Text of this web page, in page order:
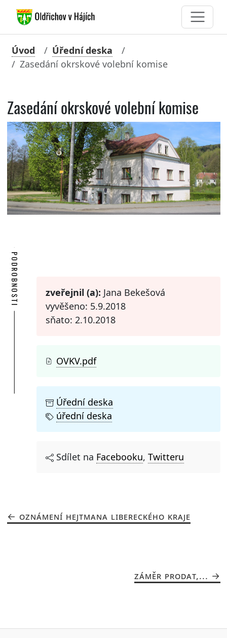
Úvod
Úřední deska
Zasedání okrskové volební komise
Zasedání okrskové volební komise
PODROBNOSTI zveřejnil (a): Jana Bekešová
vyvěšeno: 5.9.2018
sňato: 2.10.2018
OVKV.pdf
Úřední deska
úřední deska
Sdílet na Facebooku, Twitteru
OZNÁMENÍ HEJTMANA LIBERECKÉHO KRAJE
ZÁMĚR PRODAT,...